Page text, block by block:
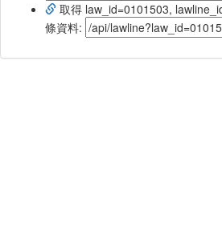
取得 law_id=0101503,
條資料: